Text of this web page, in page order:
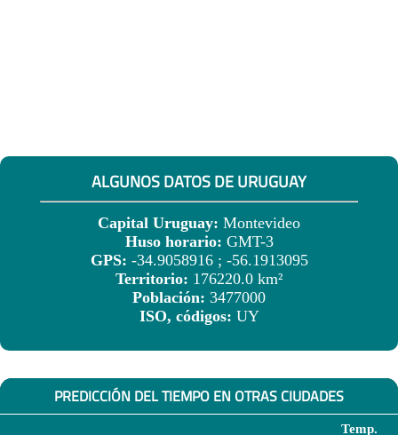
ALGUNOS DATOS DE URUGUAY
Capital Uruguay: Montevideo
Huso horario: GMT-3
GPS: -34.9058916 ; -56.1913095
Territorio: 176220.0 km²
Población: 3477000
ISO, códigos: UY
PREDICCIÓN DEL TIEMPO EN OTRAS CIUDADES
Temp.